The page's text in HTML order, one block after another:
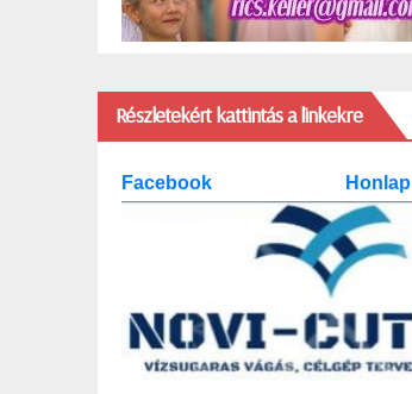
Részletekért kattintás a linkekre
Facebook Honlap